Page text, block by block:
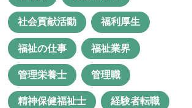
新卒 新棟
日中サービス支援型
未経験転職
栄養管理 活動
社会貢献活動 福利厚生
福祉の仕事 福祉業界
管理栄養士 管理職
精神保健福祉士 経験者転職